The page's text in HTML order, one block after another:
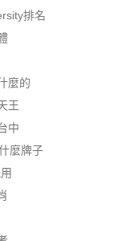
排名
麼的
王
中
麼牌子